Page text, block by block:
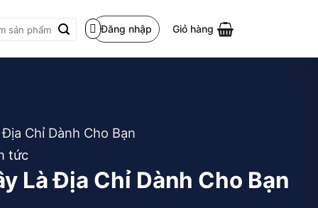
Đăng nhập Giỏ hàng
Chỉ Dành Cho Bạn
tức
Là Địa Chỉ Dành Cho Bạn